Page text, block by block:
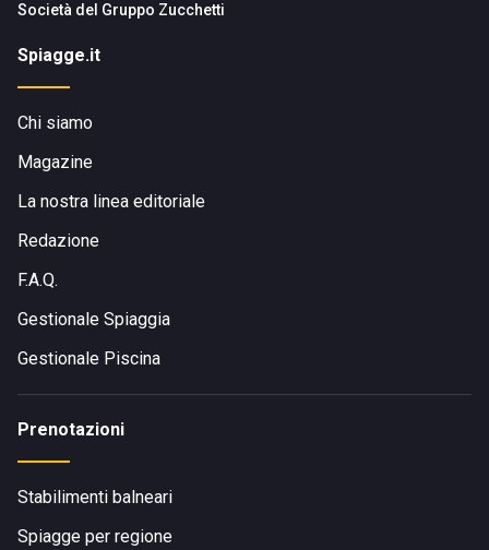
Società del Gruppo Zucchetti
Spiagge.it
Chi siamo
Magazine
La nostra linea editoriale
Redazione
F.A.Q.
Gestionale Spiaggia
Gestionale Piscina
Prenotazioni
Stabilimenti balneari
Spiagge per regione